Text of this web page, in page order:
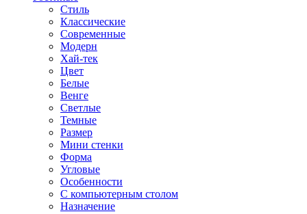
Стиль
Классические
Современные
Модерн
Хай-тек
Цвет
Белые
Венге
Светлые
Темные
Размер
Мини стенки
Форма
Угловые
Особенности
С компьютерным столом
Назначение